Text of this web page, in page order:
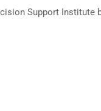
Support